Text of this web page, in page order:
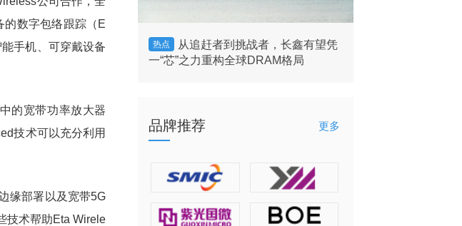
数字包络跟踪（E
手机、可穿戴设备
的宽带功率放大器
技术可以充分利用
缘部署以及宽带5G
技术帮助Eta Wirele
年四季度财报：营收
热点
从追赶者到挑战者，长鑫有望凭
一“芯”之力重构全球DRAM格局
品牌推荐 更多